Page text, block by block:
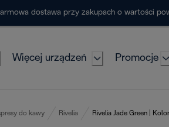
dostawa przy zakupach o wartości
Więcej urządzeń Promocje
do kawy Rivelia Rivelia Jade Green |